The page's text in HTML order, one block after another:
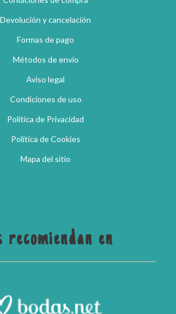
Devolución y cancelación
Formas de pago
Métodos de envío
Aviso legal
Condiciones de uso
Política de Privacidad
Política de Cookies
Mapa del sitio
recomiendan en